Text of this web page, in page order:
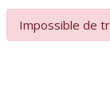
Impossible de